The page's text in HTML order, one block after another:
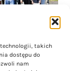
technologii, takich
dostępu do
nam